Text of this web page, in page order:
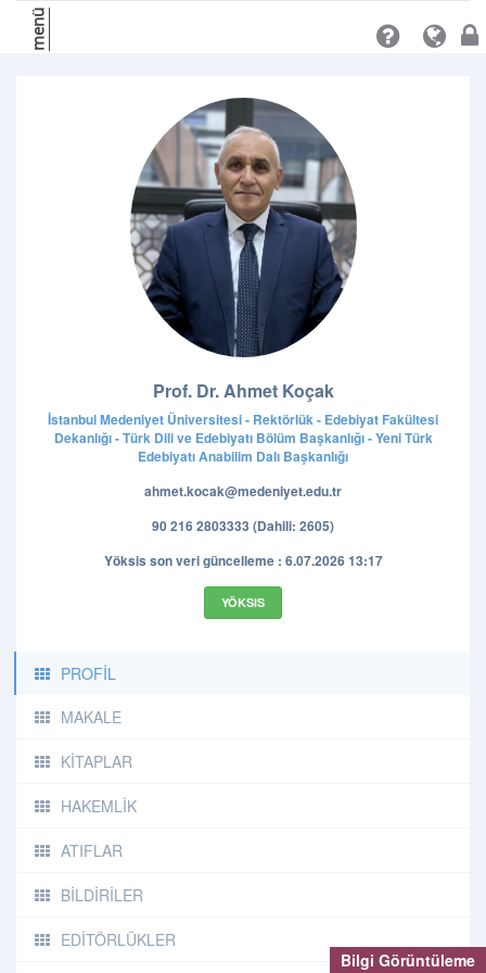
Bilgi Görüntüleme
menü
Prof. Dr. Ahmet Koçak
İstanbul Medeniyet Üniversitesi - Rektörlük - Edebiyat Fakültesi
Dekanlığı - Türk Dili ve Edebiyatı Bölüm Başkanlığı - Yeni Türk
Edebiyatı Anabilim Dalı Başkanlığı
ahmet.kocak@medeniyet.edu.tr
90 216 2803333 (Dahili: 2605)
Yöksis son veri güncelleme : 6.07.2026 13:17
YÖKSIS
PROFİL
MAKALE
KİTAPLAR
HAKEMLİK
ATIFLAR
BİLDİRİLER
EDİTÖRLÜKLER